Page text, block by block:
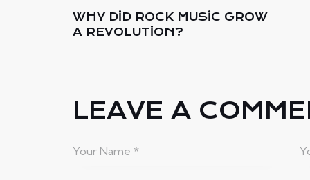
WHY DID ROCK MUSIC GROW
A REVOLUTION?
LEAVE A